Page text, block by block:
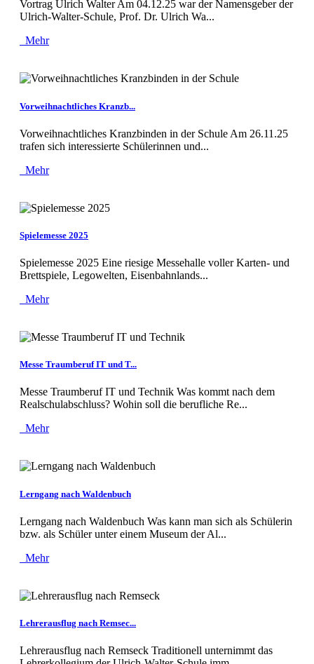
Vortrag Ulrich Walter Am 04.12.25 war der Namensgeber der
Ulrich-Walter-Schule, Prof. Dr. Ulrich Wa...
Mehr
Vorweihnachtliches Kranzb...
Vorweihnachtliches Kranzbinden in der Schule Am 26.11.25
trafen sich interessierte Schülerinnen und...
Mehr
Spielemesse 2025
Spielemesse 2025 Eine riesige Messehalle voller Karten- und
Brettspiele, Legowelten, Eisenbahnlands...
Mehr
Messe Traumberuf IT und T...
Messe Traumberuf IT und Technik Was kommt nach dem
Realschulabschluss? Wohin soll die berufliche Re...
Mehr
Lerngang nach Waldenbuch
Lerngang nach Waldenbuch Was kann man sich als Schülerin
bzw. als Schüler unter einem Museum der Al...
Mehr
Lehrerausflug nach Remsec...
Lehrerausflug nach Remseck Traditionell unternimmt das